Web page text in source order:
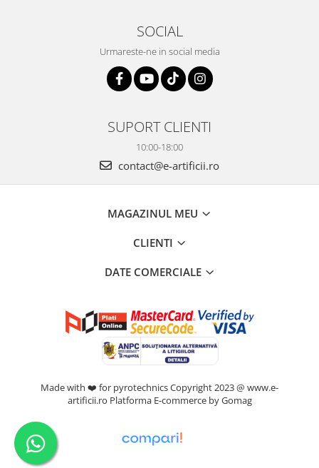
SOCIAL
Urmareste-ne in social media
SUPORT CLIENTI
10:00-18:00
contact@e-artificii.ro
MAGAZINUL MEU
CLIENTI
DATE COMERCIALE
Made with ❤️ for pyrotechnics Copyright 2023 @ www.e-
artificii.ro Platforma E-commerce by Gomag